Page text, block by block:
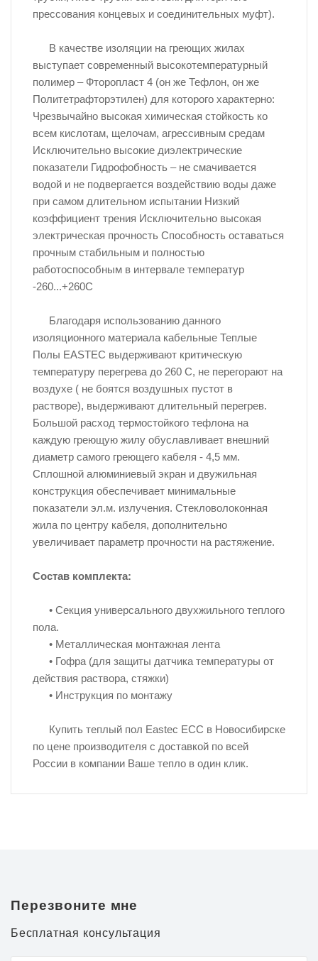
прессования концевых и соединительных муфт).
В качестве изоляции на греющих жилах
выступает современный высокотемпературный
полимер – Фторопласт 4 (он же Тефлон, он же
Политетрафторэтилен) для которого характерно:
Чрезвычайно высокая химическая стойкость ко
всем кислотам, щелочам, агрессивным средам
Исключительно высокие диэлектрические
показатели Гидрофобность – не смачивается
водой и не подвергается воздействию воды даже
при самом длительном испытании Низкий
коэффициент трения Исключительно высокая
электрическая прочность Способность оставаться
прочным стабильным и полностью
работоспособным в интервале температур
-260...+260С
Благодаря использованию данного
изоляционного материала кабельные Теплые
Полы EASTEC выдерживают критическую
температуру перегрева до 260 С, не перегорают на
воздухе ( не боятся воздушных пустот в
растворе), выдерживают длительный перегрев.
Большой расход термостойкого тефлона на
каждую греющую жилу обуславливает внешний
диаметр самого греющего кабеля - 4,5 мм.
Сплошной алюминиевый экран и двужильная
конструкция обеспечивает минимальные
показатели эл.м. излучения. Стекловолоконная
жила по центру кабеля, дополнительно
увеличивает параметр прочности на растяжение.
Состав комплекта:
• Секция универсального двухжильного теплого
пола.
• Металлическая монтажная лента
• Гофра (для защиты датчика температуры от
действия раствора, стяжки)
• Инструкция по монтажу
Купить теплый пол Eastec ECC в Новосибирске
по цене производителя с доставкой по всей
России в компании Ваше тепло в один клик.
Перезвоните мне
Бесплатная консультация